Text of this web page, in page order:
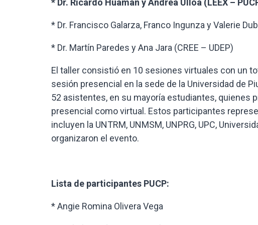
* Dr. Ricardo Huamán y Andrea Ulloa (LEEX –
* Dr. Francisco Galarza, Franco Ingunza y Valerie
* Dr. Martín Paredes y Ana Jara (CREE – UDEP)
El taller consistió en 10 sesiones virtuales con un
sesión presencial en la sede de la Universidad de
52 asistentes, en su mayoría estudiantes, quienes
presencial como virtual. Estos participantes
incluyen la UNTRM, UNMSM, UNPRG, UPC,
organizaron el evento.
Lista de participantes PUCP:
* Angie Romina Olivera Vega